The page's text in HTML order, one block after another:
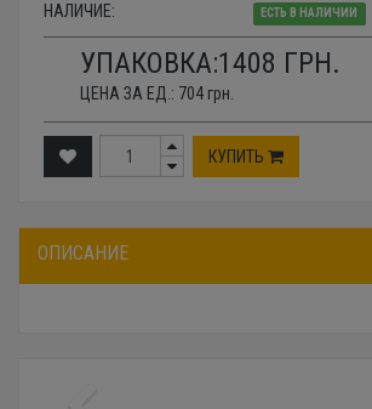
НАЛИЧИЕ:
ЕСТЬ В НАЛИЧИИ
УПАКОВКА:1408 ГРН.
ЦЕНА ЗА ЕД.: 704 грн.
КУПИТЬ
ОПИСАНИЕ